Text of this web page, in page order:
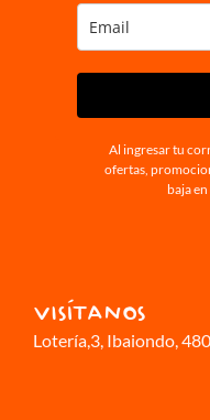
Al ingresar tu
ofertas,
baja
VISÍTANOS
Lotería,3, Ibaiondo,